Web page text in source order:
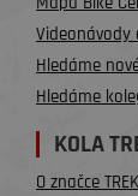
Videonávody
Hledáme
Hledáme
KOLA
O značce TREK